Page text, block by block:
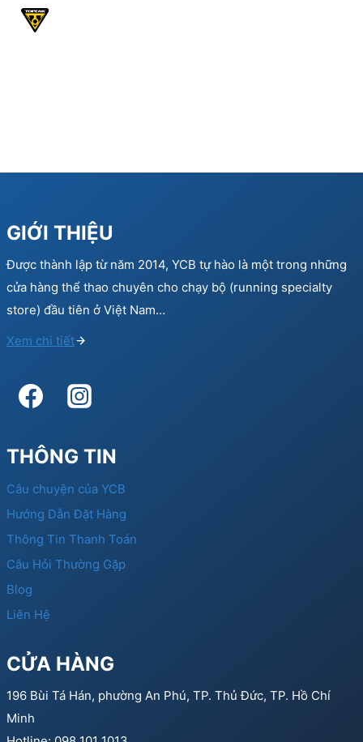
GIỚI THIỆU
Được thành lập từ năm 2014, YCB tự hào là một trong những
cửa hàng thể thao chuyên cho chạy bộ (running specialty
store) đầu tiên ở Việt Nam…
Xem chi tiết
THÔNG TIN
Câu chuyện của YCB
Hướng Dẫn Đặt Hàng
Thông Tin Thanh Toán
Câu Hỏi Thường Gặp
Blog
Liên Hệ
CỬA HÀNG
196 Bùi Tá Hán, phường An Phú, TP. Thủ Đức, TP. Hồ Chí
Minh